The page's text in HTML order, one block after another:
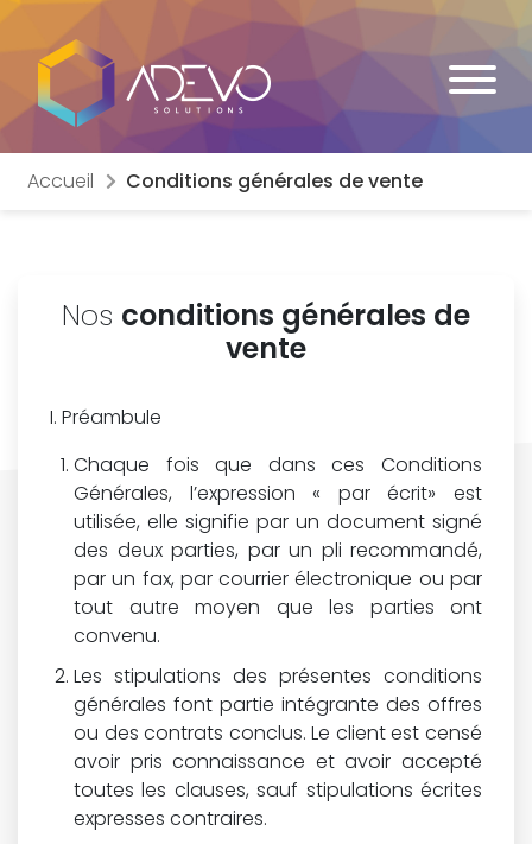
Accueil Conditions générales de vente
Nos conditions générales de
vente
Préambule
Chaque fois que dans ces Conditions
Générales, l’expression « par écrit» est
utilisée, elle signifie par un document signé
des deux parties, par un pli recommandé,
par un fax, par courrier électronique ou par
tout autre moyen que les parties ont
convenu.
Les stipulations des présentes conditions
générales font partie intégrante des offres
ou des contrats conclus. Le client est censé
avoir pris connaissance et avoir accepté
toutes les clauses, sauf stipulations écrites
expresses contraires.